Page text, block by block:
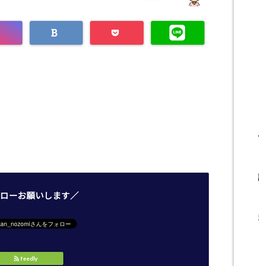
ーお願いします／
feedly